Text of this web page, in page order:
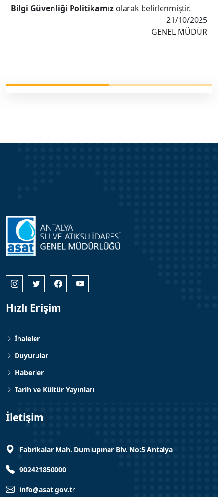
Bilgi Güvenliği Politikamız olarak belirlenmiştir.
21/10/2025
GENEL MÜDÜR
Hızlı Erişim
İhaleler
Duyurular
Haberler
Tarih ve Kültür Yayınları
İletişim
Fabrikalar Mah. Dumlupınar Blv. No:5 Antalya
902421850000
info@asat.gov.tr